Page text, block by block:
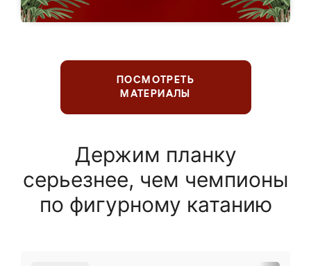
ПОСМОТРЕТЬ
МАТЕРИАЛЫ
Держим планку
серьезнее, чем чемпионы
по фигурному катанию